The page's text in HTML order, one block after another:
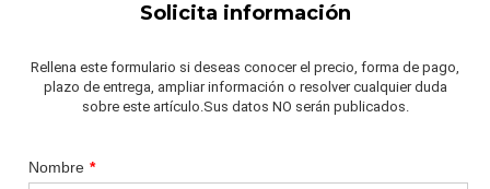
Solicita información
Rellena este formulario si deseas conocer el precio, forma de pago,
plazo de entrega, ampliar información o resolver cualquier duda
sobre este artículo.Sus datos NO serán publicados.
Nombre *